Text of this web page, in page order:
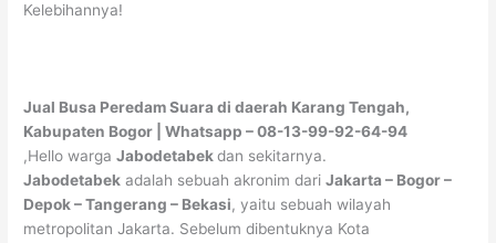
Kelebihannya!
Jual Busa Peredam Suara di daerah Karang Tengah,
Kabupaten Bogor | Whatsapp – 08-13-99-92-64-94
,Hello wargaJabodetabekdan sekitarnya.
Jabodetabek adalah sebuah akronim dariJakarta – Bogor –
Depok – Tangerang – Bekasi, yaitu sebuah wilayah
metropolitan Jakarta. Sebelum dibentuknya Kota